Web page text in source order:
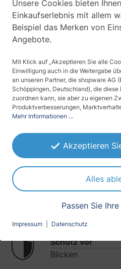
Sichtschutz :
Durchsichtigkeit :
Motive
Montageseite
Innenmontage
Anbringung
Schutz vor
Blicken
Unsere Cookies bieten
Einkaufserlebnis mit allem
Beispiel das Merken von
Angebote.
Mit Klick auf „Akzeptieren Sie alle
Einwilligung auch in die Weitergabe
an unseren Partner, die shopware AG
Schöppingen, Deutschland), die
zuordnen kann, sie aber zu eigenen
Produktverbesserungen,
Mehr Informationen ...
Akzeptieren
Alles
Passen Sie
Impressum Datenschutz